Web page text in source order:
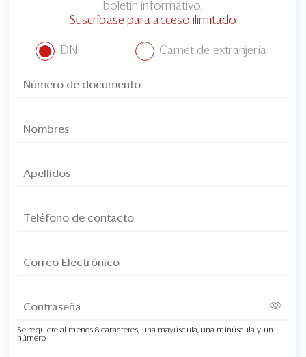
boletín informativo.
Suscríbase para acceso ilimitado
DNI Carnet de extranjería
Se requiere al menos 8 caracteres, una mayúscula, una minúscula y un
número